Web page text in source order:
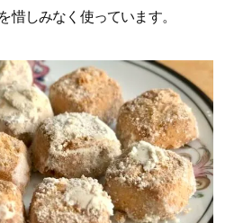
惜しみなく使っています。